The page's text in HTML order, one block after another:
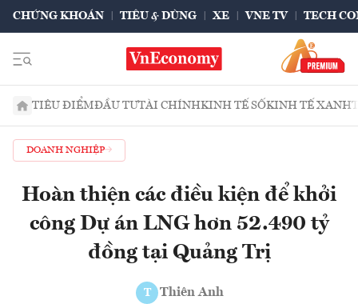
CHỨNG KHOÁN TIÊU & DÙNG XE VNE TV TECH
TIÊU ĐIỂMĐẦU TƯTÀI CHÍNHKINH TẾ SỐKINH TẾ XANH
DOANH NGHIỆP
Hoàn thiện các điều kiện để khởi
công Dự án LNG hơn 52.490 tỷ
đồng tại Quảng Trị
T Thiên Anh